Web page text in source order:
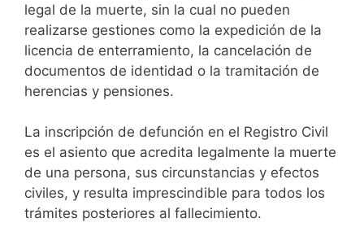
legal de la muerte, sin la cual no pueden
realizarse gestiones como la expedición de la
licencia de enterramiento, la cancelación de
documentos de identidad o la tramitación de
herencias y pensiones.
La inscripción de defunción en el Registro Civil
es el asiento que acredita legalmente la muerte
de una persona, sus circunstancias y efectos
civiles, y resulta imprescindible para todos los
trámites posteriores al fallecimiento.